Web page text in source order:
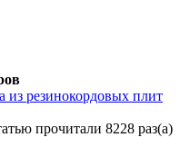
из резинокордовых плит
прочитали 8228 раз(а)